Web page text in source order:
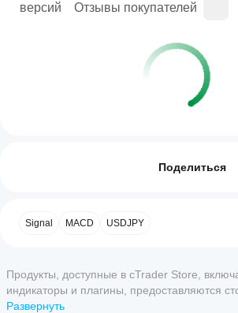
версий Отзывы покупателей
Отзывы покупателей
этого
еще
экземпляр,
индикатор
для
технического
cTrader
Store?
Пользовательские
индикаторы
Как
Поделиться
Signal MACD USDJPY
Продукты, доступные в cTrader Store,
индикаторы и плагины, предоставляются
разработчиками и доступны
Развернуть